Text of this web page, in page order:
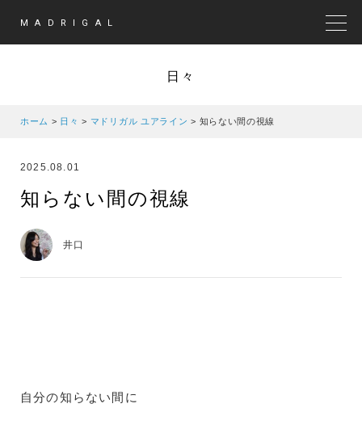
MADRIGAL
日々
ホーム > 日々 > マドリガル ユアライン > 知らない間の視線
2025.08.01
知らない間の視線
井口
自分の知らない間に